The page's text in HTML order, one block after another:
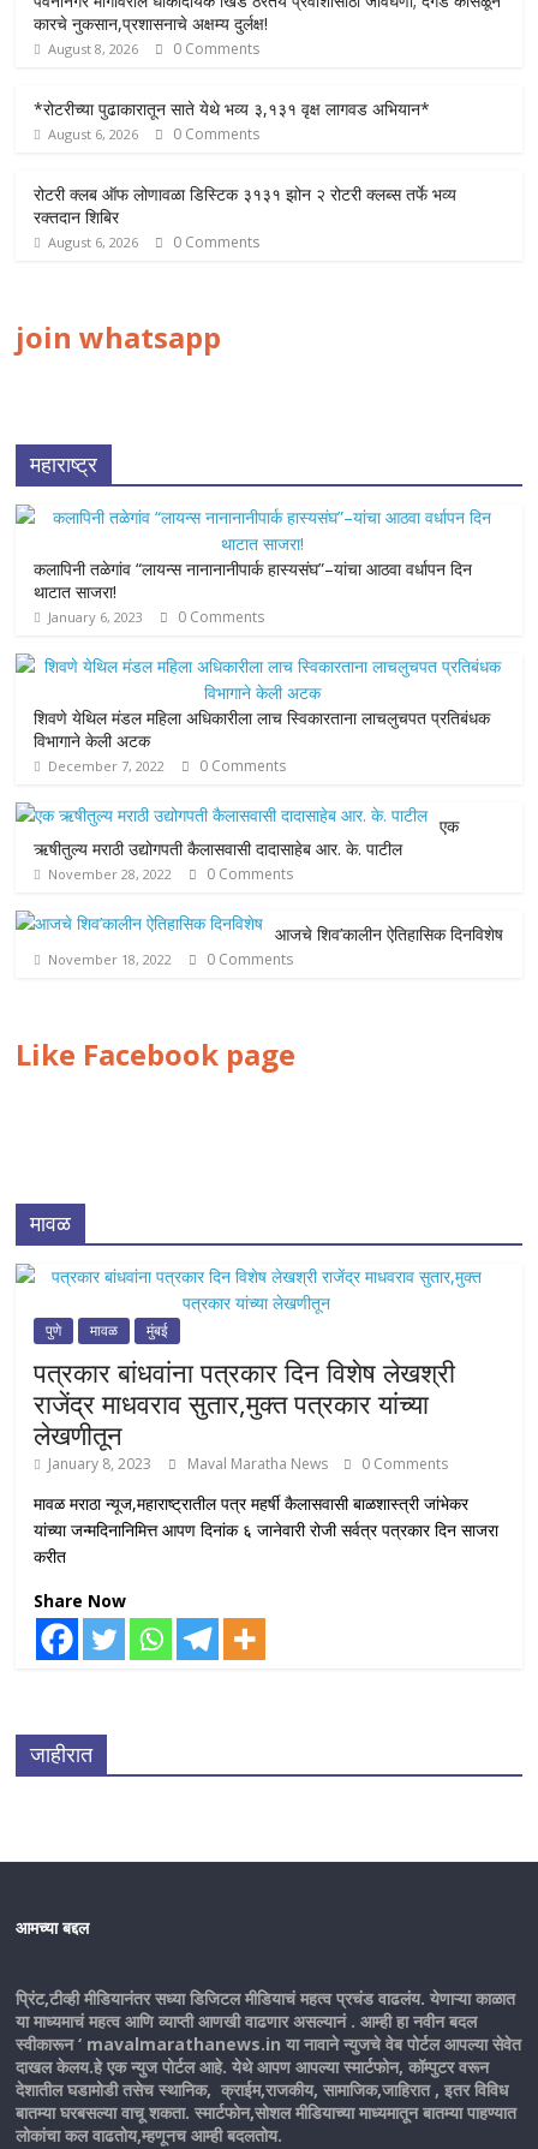
कारचे नुकसान,प्रशासनाचे अक्षम्य दुर्लक्ष!
August 8, 2026 0 Comments
*रोटरीच्या पुढाकारातून साते येथे भव्य ३,१३१ वृक्ष लागवड अभियान*
August 6, 2026 0 Comments
रोटरी क्लब ऑफ लोणावळा डिस्टिक ३१३१ झोन २ रोटरी क्लब्स तर्फे भव्य
रक्तदान शिबिर
August 6, 2026 0 Comments
join whatsapp
महाराष्ट्र
कलापिनी तळेगांव “लायन्स नानानानीपार्क हास्यसंघ”–यांचा आठवा वर्धापन दिन
थाटात साजरा!
January 6, 2023 0 Comments
शिवणे येथिल मंडल महिला अधिकारीला लाच स्विकारताना लाचलुचपत प्रतिबंधक
विभागाने केली अटक
December 7, 2022 0 Comments
एक
ऋषीतुल्य मराठी उद्योगपती कैलासवासी दादासाहेब आर. के. पाटील
November 28, 2022 0 Comments
आजचे शिव’कालीन ऐतिहासिक दिनविशेष
November 18, 2022 0 Comments
Like Facebook page
मावळ
पुणे मावळ मुंबई
पत्रकार बांधवांना पत्रकार दिन विशेष लेखश्री
राजेंद्र माधवराव सुतार,मुक्त पत्रकार यांच्या
लेखणीतून
January 8, 2023 Maval Maratha News 0 Comments
मावळ मराठा न्यूज,महाराष्ट्रातील पत्र महर्षी कैलासवासी बाळशास्त्री जांभेकर
यांच्या जन्मदिनानिमित्त आपण दिनांक ६ जानेवारी रोजी सर्वत्र पत्रकार दिन साजरा
करीत
Share Now
जाहीरात
आमच्या बद्दल
प्रिंट,टीव्ही मीडियानंतर सध्या डिजिटल मीडियाचं महत्व प्रचंड वाढलंय. येणाऱ्या काळात
या माध्यमाचं महत्व आणि व्याप्ती आणखी वाढणार असल्यानं . आम्ही हा नवीन बदल
स्वीकारून ‘ mavalmarathanews.in या नावाने न्युजचे वेब पोर्टल आपल्या सेवेत
दाखल केलय.हे एक न्युज पोर्टल आहे. येथे आपण आपल्या स्मार्टफोन, कॉम्पुटर वरून
देशातील घडामोडी तसेच स्थानिक, क्राईम,राजकीय, सामाजिक,जाहिरात , इतर विविध
बातम्या घरबसल्या वाचू शकता. स्मार्टफोन,सोशल मीडियाच्या माध्यमातून बातम्या पाहण्यात
लोकांचा कल वाढतोय,म्हणूनच आम्ही बदलतोय.